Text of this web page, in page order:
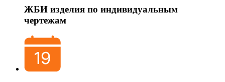
ЖБИ изделия по индивидуальным
чертежам